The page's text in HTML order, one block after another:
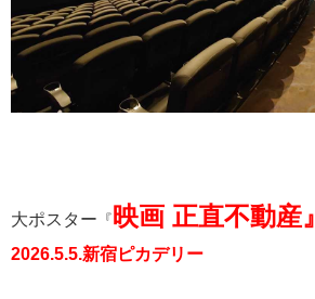
大ポスター 『映画 正直不動産』
2026.5.5.新宿ピカデリー